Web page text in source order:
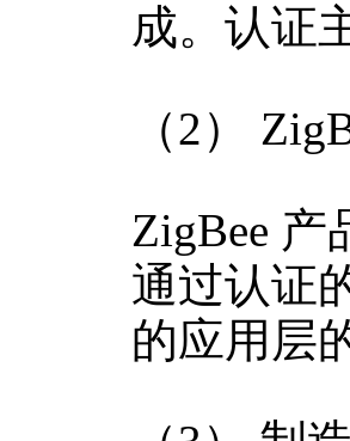
成。认证
（2）
ZigBee
通过认证
的应用层